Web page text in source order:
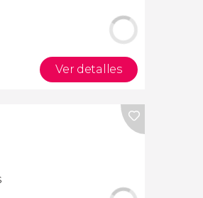
Ver detalles